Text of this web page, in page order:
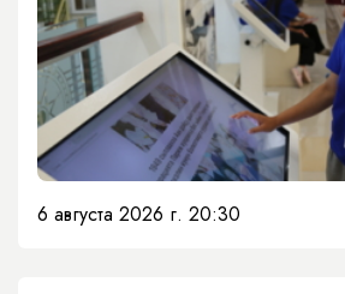
6 августа 2026 г. 20:30